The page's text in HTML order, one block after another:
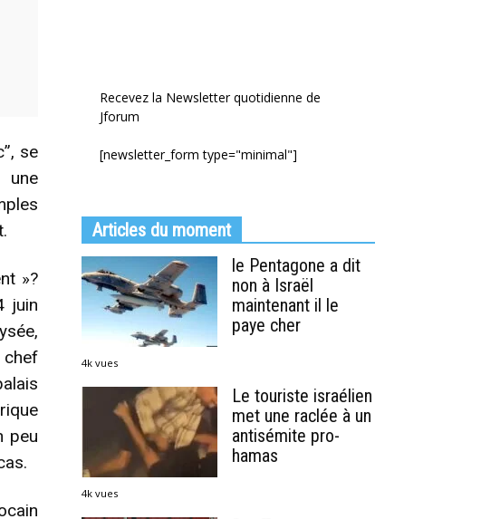
se
une
»?
juin
chef
peu
Recevez la Newsletter quotidienne de
Jforum
[newsletter_form type="minimal"]
Articles du moment
le Pentagone a dit
non à Israël
maintenant il le
paye cher
4k vues
Le touriste israélien
met une raclée à un
antisémite pro-
hamas
4k vues